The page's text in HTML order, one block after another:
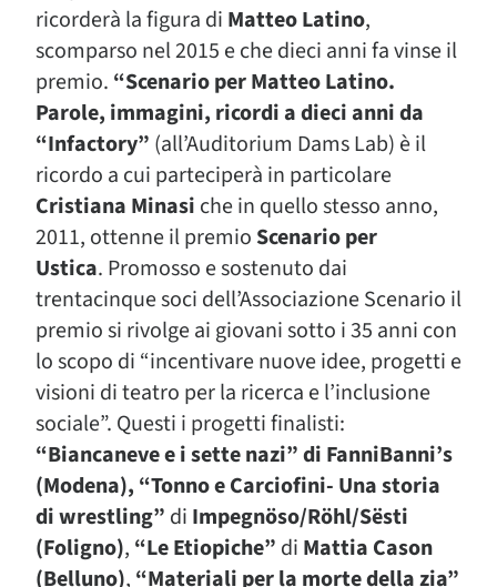
ricorderà la figura di Matteo Latino,
scomparso nel 2015 e che dieci anni fa vinse il
premio. “Scenario per Matteo Latino.
Parole, immagini, ricordi a dieci anni da
“Infactory” (all’Auditorium Dams Lab) è il
ricordo a cui parteciperà in particolare
Cristiana Minasi che in quello stesso anno,
2011, ottenne il premio Scenario per
Ustica. Promosso e sostenuto dai
trentacinque soci dell’Associazione Scenario il
premio si rivolge ai giovani sotto i 35 anni con
lo scopo di “incentivare nuove idee, progetti e
visioni di teatro per la ricerca e l’inclusione
sociale”. Questi i progetti finalisti:
“Biancaneve e i sette nazi” di FanniBanni’s
(Modena), “Tonno e Carciofini- Una storia
di wrestling” di Impegnöso/Röhl/Sësti
(Foligno), “Le Etiopiche” di Mattia Cason
(Belluno), “Materiali per la morte della zia”